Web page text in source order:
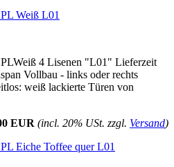
Weiß L01
4 Lisenen "L01" Lieferzeit
Vollbau - links oder rechts
weiß lackierte Türen von
EUR (incl. 20% USt. zzgl. Versand)
Eiche Toffee quer L01